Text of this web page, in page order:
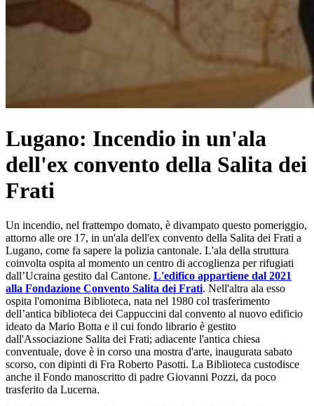
Lugano: Incendio in un'ala
dell'ex convento della Salita dei
Frati
Un incendio, nel frattempo domato, è divampato questo pomeriggio,
attorno alle ore 17, in un'ala dell'ex convento della Salita dei Frati a
Lugano, come fa sapere la polizia cantonale. L'ala della struttura
coinvolta ospita al momento un centro di accoglienza per rifugiati
dall’Ucraina gestito dal Cantone. L'edifico appartiene dal 2021
alla Fondazione Convento Salita dei Frati. Nell'altra ala esso
ospita l'omonima Biblioteca, nata nel 1980 col trasferimento
dell’antica biblioteca dei Cappuccini dal convento al nuovo edificio
ideato da Mario Botta e il cui fondo librario è gestito
dall'Associazione Salita dei Frati; adiacente l'antica chiesa
conventuale, dove è in corso una mostra d'arte, inaugurata sabato
scorso, con dipinti di Fra Roberto Pasotti. La Biblioteca custodisce
anche il Fondo manoscritto di padre Giovanni Pozzi, da poco
trasferito da Lucerna.